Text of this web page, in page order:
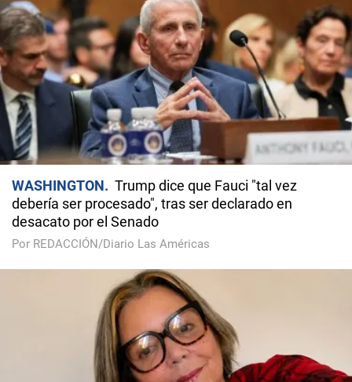
WASHINGTON
Trump dice que Fauci "tal vez
debería ser procesado", tras ser declarado en
desacato por el Senado
Por REDACCIÓN/Diario Las Américas